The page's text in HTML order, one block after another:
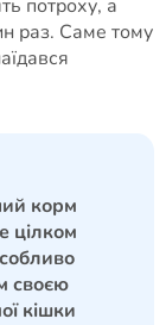
потроху, а
раз. Саме тому
корм
цілком
своєю
кішки